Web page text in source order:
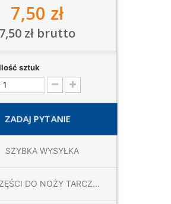
7,50 zł
7,50 złbrutto
sztuk
ZADAJ PYTANIE
SZYBKA WYSYŁKA
DO NOŻY TARCZ...